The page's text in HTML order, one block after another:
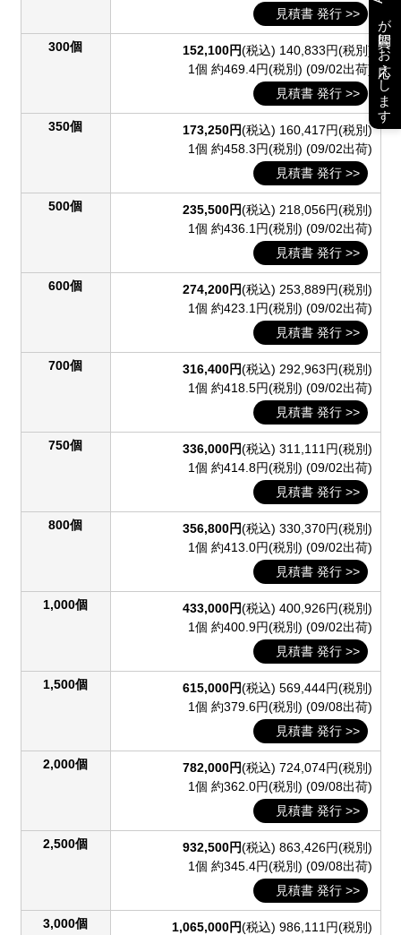
見積書 発行 >>
300個 152,100円(税込) 140,833円(税別)
1個 約469.4円(税別) (09/02出荷)
見積書 発行 >>
350個 173,250円(税込) 160,417円(税別)
1個 約458.3円(税別) (09/02出荷)
見積書 発行 >>
500個 235,500円(税込) 218,056円(税別)
1個 約436.1円(税別) (09/02出荷)
見積書 発行 >>
600個 274,200円(税込) 253,889円(税別)
1個 約423.1円(税別) (09/02出荷)
見積書 発行 >>
700個 316,400円(税込) 292,963円(税別)
1個 約418.5円(税別) (09/02出荷)
見積書 発行 >>
750個 336,000円(税込) 311,111円(税別)
1個 約414.8円(税別) (09/02出荷)
見積書 発行 >>
800個 356,800円(税込) 330,370円(税別)
1個 約413.0円(税別) (09/02出荷)
見積書 発行 >>
1,000個 433,000円(税込) 400,926円(税別)
1個 約400.9円(税別) (09/02出荷)
見積書 発行 >>
1,500個 615,000円(税込) 569,444円(税別)
1個 約379.6円(税別) (09/08出荷)
見積書 発行 >>
2,000個 782,000円(税込) 724,074円(税別)
1個 約362.0円(税別) (09/08出荷)
見積書 発行 >>
2,500個 932,500円(税込) 863,426円(税別)
1個 約345.4円(税別) (09/08出荷)
見積書 発行 >>
3,000個 1,065,000円(税込) 986,111円(税別)
が質問にお応えします